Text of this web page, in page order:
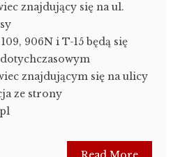
znajdujący się na ul.
906N i T-15 będą się
znajdującym się na ulicy
ze strony